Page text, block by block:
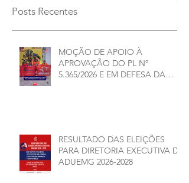
Posts Recentes
MOÇÃO DE APOIO À
APROVAÇÃO DO PL Nº
5.365/2026 E EM DEFESA DA
RESULTADO DAS ELEIÇÕES
PARA DIRETORIA EXECUTIVA DA
ADUEMG 2026-2028